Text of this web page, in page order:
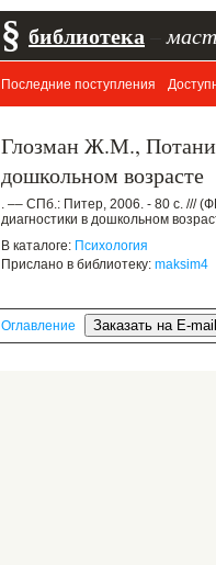
§ библиотека
Последние поступления
Глозман Ж.М.,
дошкольном возрасте
. –– СПб.: Питер, 2006. - 80 с. ///
диагностики в дошкольном
В каталоге: Психология
Прислано в библиотеку: maksim4
Оглавление